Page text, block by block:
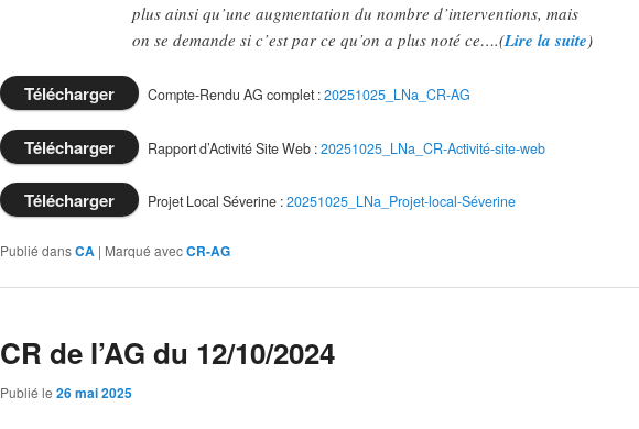
plus ainsi qu’une augmentation du nombre d’interventions, mais
on se demande si c’est par ce qu’on a plus noté ce….(Lire la suite)
Télécharger Compte-Rendu AG complet :20251025_LNa_CR-AG
Télécharger Rapport d’Activité Site Web :20251025_LNa_CR-Activité-site-web
Télécharger Projet Local Séverine :20251025_LNa_Projet-local-Séverine
Publié dansCA | Marqué avecCR-AG
CR de l’AG du 12/10/2024
Publié le 26 mai 2025